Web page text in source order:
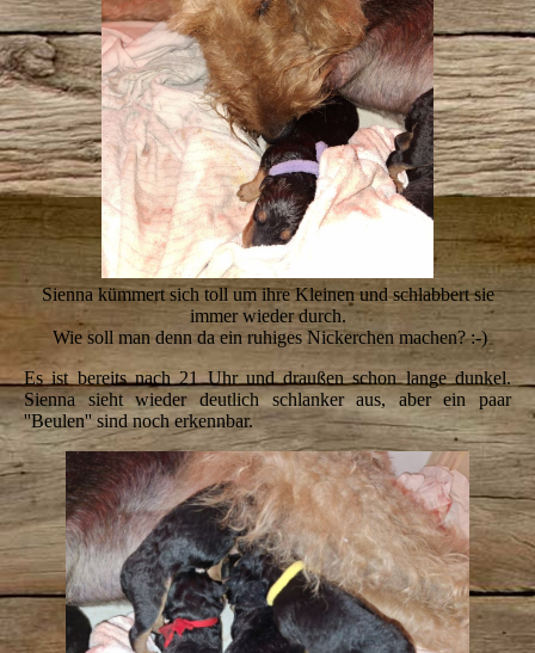
Sienna kümmert sich toll um ihre Kleinen und schlabbert sie
immer wieder durch.
Wie soll man denn da ein ruhiges Nickerchen machen? :-)
Es ist bereits nach 21 Uhr und draußen schon lange dunkel.
Sienna sieht wieder deutlich schlanker aus, aber ein paar
''Beulen'' sind noch erkennbar.